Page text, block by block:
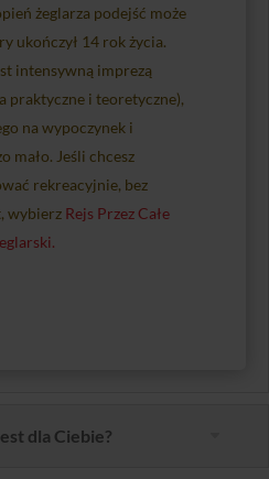
żeglarza podejść może
ukończył 14 rok życia.
intensywną imprezą
praktyczne i teoretyczne),
na wypoczynek i
mało. Jeśli chcesz
rekreacyjnie, bez
wybierz Rejs Przez Całe
dla Ciebie?